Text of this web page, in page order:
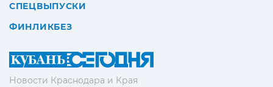
Новости Краснодара и Края
СПЕЦВЫПУСКИ
ФИНЛИКБЕЗ